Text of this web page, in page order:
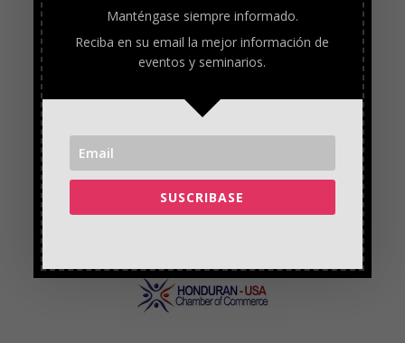
Manténgase siempre informado.
Reciba en su email la mejor información de
eventos y seminarios.
SUSCRIBASE